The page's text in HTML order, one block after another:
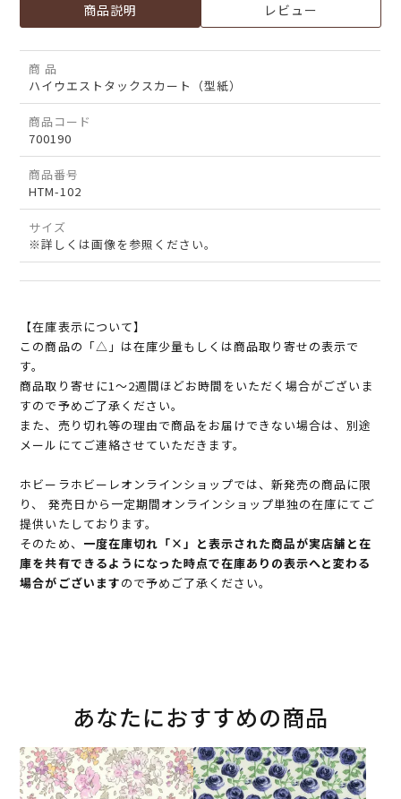
商品説明 レビュー
商 品
ハイウエストタックスカート（型紙）
商品コード
700190
商品番号
HTM-102
サイズ
※詳しくは画像を参照ください。
【在庫表示について】
この商品の「△」は在庫少量もしくは商品取り寄せの表示で
す。
商品取り寄せに1～2週間ほどお時間をいただく場合がございま
すので予めご了承ください。
また、売り切れ等の理由で商品をお届けできない場合は、別途
メールにてご連絡させていただきます。
ホビーラホビーレオンラインショップでは、新発売の商品に限
り、 発売日から一定期間オンラインショップ単独の在庫にてご
提供いたしております。
そのため、 一度在庫切れ「×」と表示された商品が実店舗と在
庫を共有できるようになった時点で在庫ありの表示へと変わる
場合がございますので予めご了承ください。
あなたにおすすめの商品